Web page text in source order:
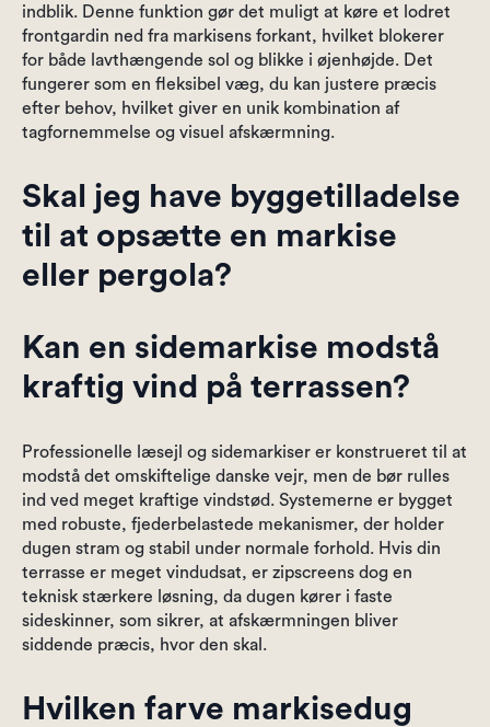
indblik. Denne funktion gør det muligt at køre et lodret
frontgardin ned fra markisens forkant, hvilket blokerer
for både lavthængende sol og blikke i øjenhøjde. Det
fungerer som en fleksibel væg, du kan justere præcis
efter behov, hvilket giver en unik kombination af
tagfornemmelse og visuel afskærmning.
Skal jeg have byggetilladelse
til at opsætte en markise
eller pergola?
Kan en sidemarkise modstå
kraftig vind på terrassen?
Professionelle læsejl og sidemarkiser er konstrueret til at
modstå det omskiftelige danske vejr, men de bør rulles
ind ved meget kraftige vindstød. Systemerne er bygget
med robuste, fjederbelastede mekanismer, der holder
dugen stram og stabil under normale forhold. Hvis din
terrasse er meget vindudsat, er zipscreens dog en
teknisk stærkere løsning, da dugen kører i faste
sideskinner, som sikrer, at afskærmningen bliver
siddende præcis, hvor den skal.
Hvilken farve markisedug